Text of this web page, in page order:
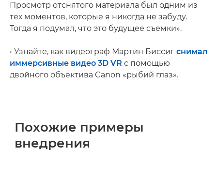
Просмотр отснятого материала был одним из
тех моментов, которые я никогда не забуду.
Тогда я подумал, что это будущее съемки».
• Узнайте, как видеограф Мартин Биссиг снимал
иммерсивные видео 3D VR с помощью
двойного объектива Canon «рыбий глаз».
Похожие примеры
внедрения